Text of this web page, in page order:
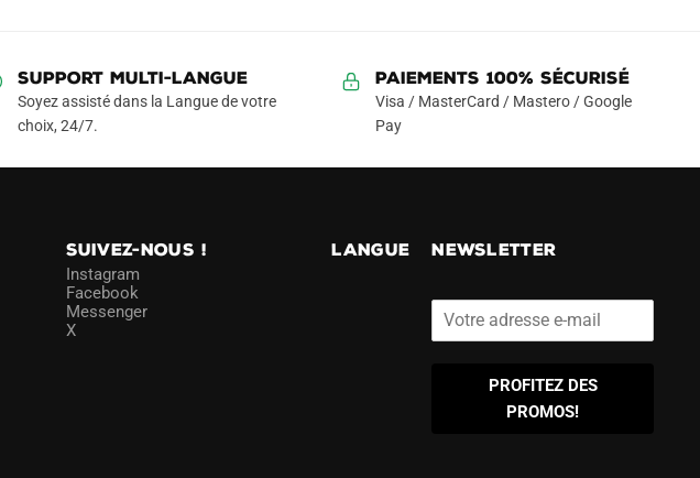
options
peuvent
choisies
page
produit
SUPPORT MULTI-LANGUE
Soyez assisté dans la Langue de votre
choix, 24/7.
Paiements 100% Sécurisé
Visa / MasterCard / Mastero / Google
Pay
SUIVEZ-NOUS !
Instagram
Facebook
Messenger
X
LANGUE NEWSLETTER
PROFITEZ DES
PROMOS!